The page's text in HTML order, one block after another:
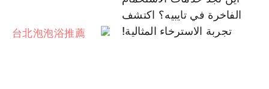
الفاخرة في تايبيه؟ اكتشف
تجربة الاسترخاء المثالية!